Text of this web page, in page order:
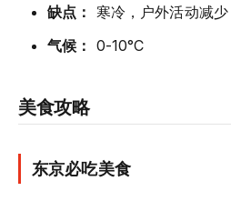
缺点： 寒冷，户外活动减
气候： 0-10°C
美食攻略
东京必吃美食